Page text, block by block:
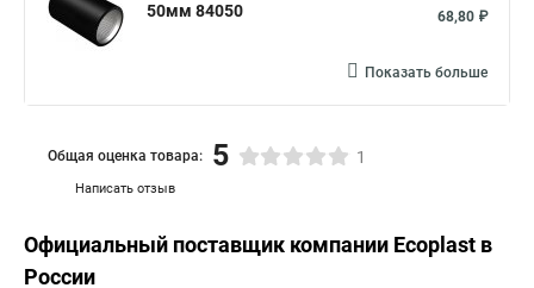
50мм 84050
68,80 ₽
Показать больше
Написать отзыв
Общая оценка товара: 5 1
Официальный поставщик компании Ecoplast в
России